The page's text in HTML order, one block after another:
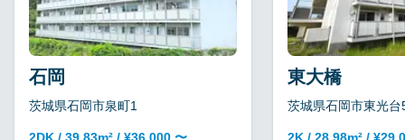
石岡
茨城県石岡市泉町1
東大橋
茨城県石岡市東光台